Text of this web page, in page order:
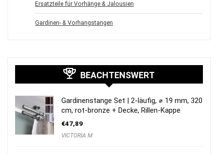
Ersatzteile für Vorhänge & Jalousien
Gardinen- & Vorhangstangen
BEACHTENSWERT
Gardinenstange Set | 2-läufig, ⌀ 19 mm, 320
cm, rot-bronze + Decke, Rillen-Kappe
€47,89
VICTORIA M